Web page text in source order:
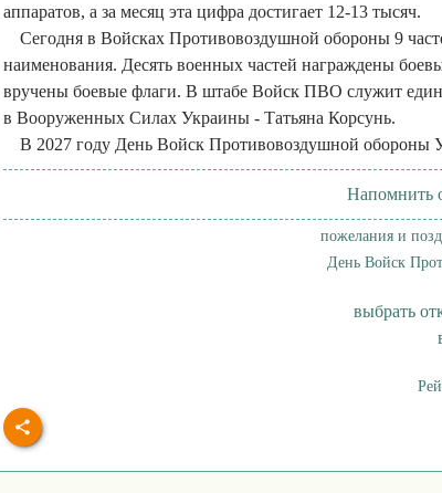
аппаратов, а за месяц эта цифра достигает 12-13 тысяч.
Сегодня в Войсках Противовоздушной обороны 9
наименования. Десять военных частей награждены
вручены боевые флаги. В штабе Войск ПВО служит
в Вооруженных Силах Украины - Татьяна Корсунь.
В 2027 году День Войск Противовоздушной обороны
Напомнить
пожелания и
День Войск
выбрать